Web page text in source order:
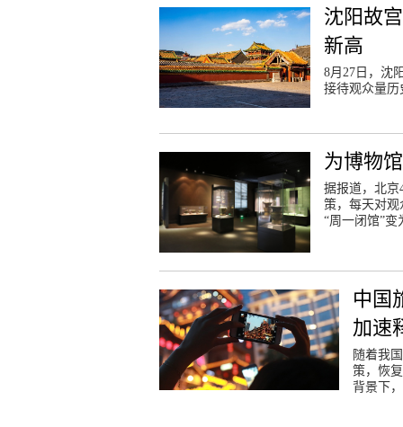
沈阳故
新高
8月27日，沈
接待观众量历
为博物
据报道，北京
策，每天对
“周一闭馆”变
中国
加速
随着我
策，恢
背景下